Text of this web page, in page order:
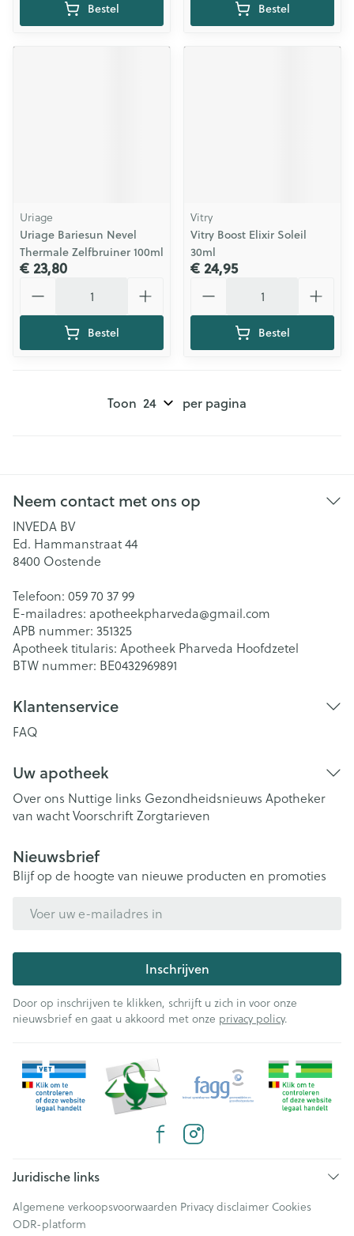
Bestel Bestel
Uriage
Uriage Bariesun Nevel
Thermale Zelfbruiner 100ml
€ 23,80
Bestel
Vitry
Vitry Boost Elixir Soleil
30ml
€ 24,95
Bestel
Toon per pagina
Neem contact met ons op
INVEDA BV
Ed. Hammanstraat 44
8400 Oostende
Telefoon: 059 70 37 99
E-mailadres: apotheekpharveda@gmail.com
APB nummer: 351325
Apotheek titularis: Apotheek Pharveda Hoofdzetel
BTW nummer: BE0432969891
Klantenservice
FAQ
Uw apotheek
Over ons Nuttige links Gezondheidsnieuws Apotheker
van wachtVoorschriftZorgtarieven
Nieuwsbrief
Blijf op de hoogte van nieuwe producten en promoties
Inschrijven
Door op inschrijven te klikken, schrijft u zich in voor onze
nieuwsbrief en gaat u akkoord met onze privacy policy.
Juridische links
Algemene verkoopsvoorwaarden Privacy disclaimer Cookies
ODR-platform